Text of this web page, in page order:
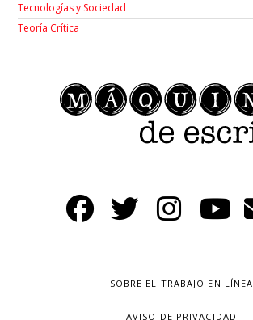
Tecnologías y Sociedad
Teoría Crítica
SOBRE EL TRABAJO EN LÍNEA
AVISO DE PRIVACIDAD